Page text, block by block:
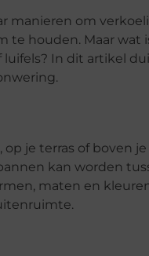
manieren om
te houden. Maar wat
luifels? In dit artikel
je terras of boven je
kan worden
maten en